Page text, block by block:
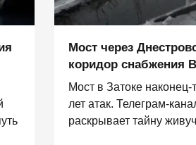
Мост через
коридор снабжения
Мост в Затоке
лет атак. Телеграм-
раскрывает тайну